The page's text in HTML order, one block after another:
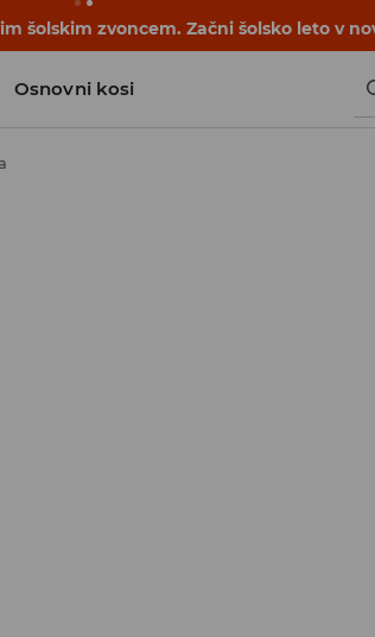
šolskim zvoncem. Začni šolsko leto v
Osnovni kosi